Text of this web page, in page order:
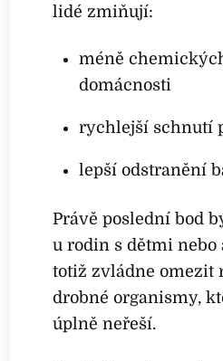
lidé zmiňují:
méně
domácnosti
rychlejší schnutí
lepší odstranění
Právě poslední bod
u rodin s dětmi nebo
totiž zvládne omezit
drobné organismy,
úplně neřeší.